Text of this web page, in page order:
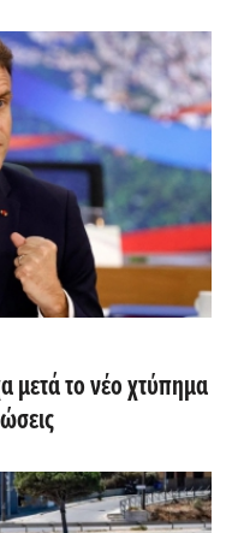
μετά το νέο χτύπημα